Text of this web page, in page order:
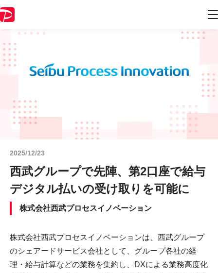
2025/12/23
西武グループで先陣、第2口座で給与
デジタル払いの受け取りを可能に
株式会社西武プロセスイノベーション
株式会社西武プロセスイノベーションは、西武グループ
のシェアードサービス会社として、グループ各社の経
理・給与計算などの業務を集約し、DXによる業務高度化